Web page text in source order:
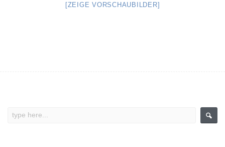
[ZEIGE VORSCHAUBILDER]